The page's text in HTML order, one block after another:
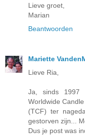
Lieve groet,
Marian
Beantwoorden
Mariette
Lieve Ria,
Ja, sinds 1997
Worldwide
(TCF) ter
gestorven zijn...
Dus je post was